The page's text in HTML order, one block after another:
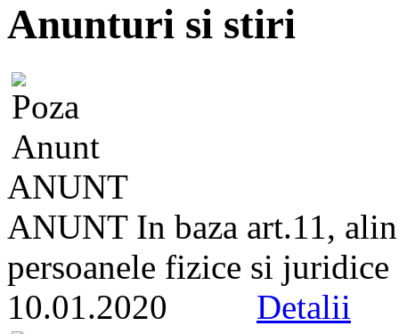
Anunturi si stiri
ANUNT
ANUNT In baza art.11,
persoanele fizice si
10.01.2020 Detalii